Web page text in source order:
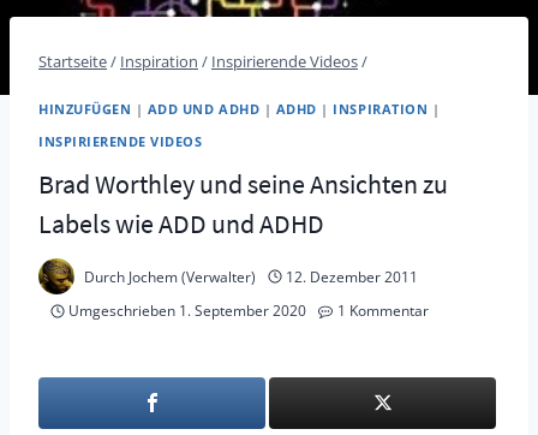
Startseite/ Inspiration / Inspirierende Videos/
HINZUFÜGEN | ADD UND ADHD | ADHD | INSPIRATION |
INSPIRIERENDE VIDEOS
Brad Worthley und seine Ansichten zu
Labels wie ADD und ADHD
Durch Jochem (Verwalter)
12. Dezember 2011
Umgeschrieben 1. September 2020 1 Kommentar